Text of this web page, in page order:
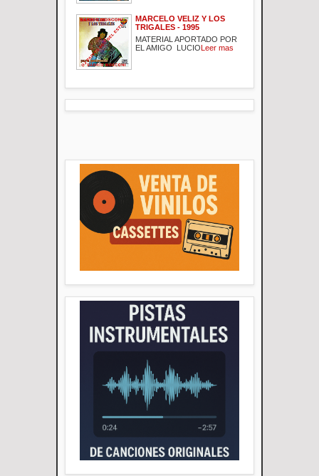
MARCELO VELIZ Y LOS
TRIGALES - 1995
MATERIAL APORTADO POR
EL AMIGO LUCIO Leer mas